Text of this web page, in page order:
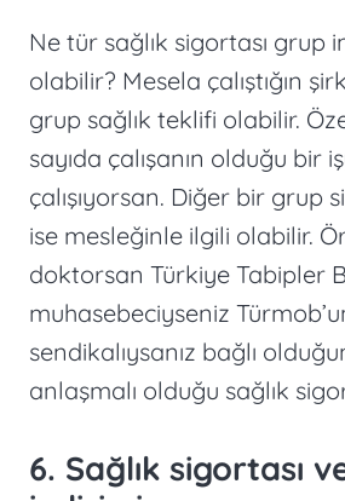
Ne tür sağlık sigortası grup
olabilir? Mesela çalıştığın
grup sağlık teklifi olabilir.
sayıda çalışanın olduğu bir
çalışıyorsan. Diğer bir grup
ise mesleğinle ilgili olabilir.
doktorsan Türkiye Tabipler
muhasebeciyseniz
sendikalıysanız bağlı
anlaşmalı olduğu sağlık
6. Sağlık sigortası